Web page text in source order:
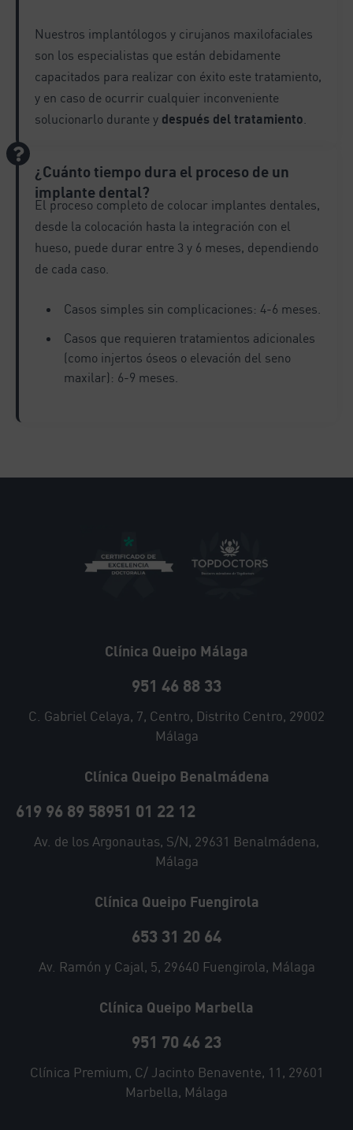
Nuestros implantólogos y cirujanos maxilofaciales
son los especialistas que están debidamente
capacitados para realizar con éxito este tratamiento,
y en caso de ocurrir cualquier inconveniente
solucionarlo durante y después del tratamiento
¿Cuánto tiempo dura el proceso de un
implante dental?
El proceso completo de colocar implantes dentales,
desde la colocación hasta la integración con el
hueso, puede durar entre 3 y 6 meses, dependiendo
de cada caso.
Casos simples sin complicaciones: 4-6 meses.
Casos que requieren tratamientos adicionales
(como injertos óseos o elevación del seno
maxilar): 6-9 meses.
Clínica Queipo Málaga
951 46 88 33
C. Gabriel Celaya, 7, Centro, Distrito Centro, 29002
Málaga
Clínica Queipo Benalmádena
619 96 89 58951 01 22 12
Av. de los Argonautas, S/N, 29631 Benalmádena,
Málaga
Clínica Queipo Fuengirola
653 31 20 64
Av. Ramón y Cajal, 5, 29640 Fuengirola, Málaga
Clínica Queipo Marbella
951 70 46 23
Clínica Premium, C/ Jacinto Benavente, 11, 29601
Marbella, Málaga